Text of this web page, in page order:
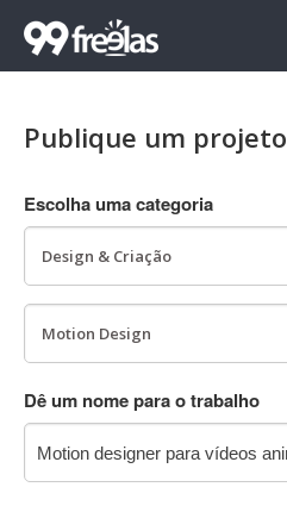
Publique um projeto
Escolha uma categoria
Dê um nome para o trabalho